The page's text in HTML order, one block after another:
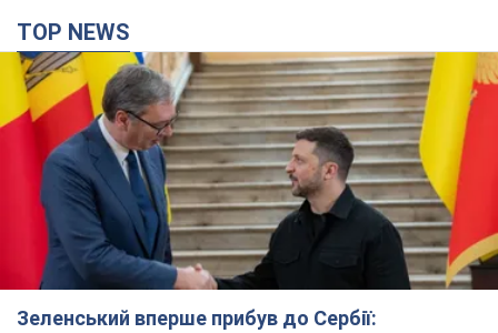
TOP NEWS
Зеленський вперше прибув до Сербії: